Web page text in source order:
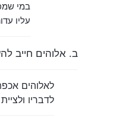
במי
עליו
ב. אלוהים חייב
לאלוהים
לדבריו